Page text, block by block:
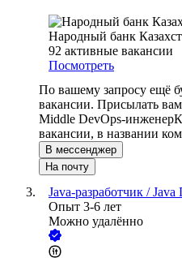
Народный банк
92 активные вакансии
Посмотреть
По вашему запросу ещё
вакансии. Присылать
Middle DevOps-инженер
вакансии, в названии
В мессенджер
На почту
Java-разработчик / Java
Опыт 3-6 лет
Можно удалённо